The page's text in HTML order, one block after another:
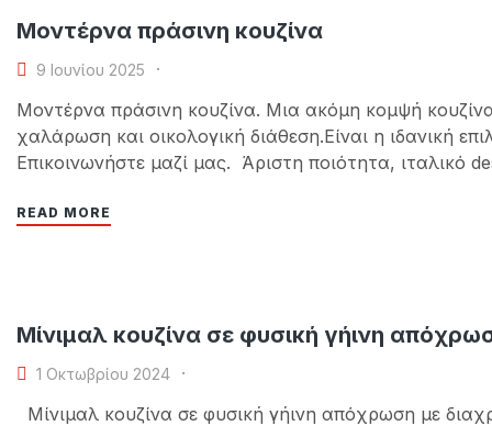
Μοντέρνα πράσινη κουζίνα
9 Ιουνίου 2025
Μοντέρνα πράσινη κουζίνα. Μια ακόμη κομψή
χαλάρωση και οικολογική διάθεση.Είναι η ιδανική
Επικοινωνήστε μαζί μας. Άριστη ποιότητα, ιταλικό
READ MORE
Μίνιμαλ κουζίνα σε φυσική γήινη
1 Οκτωβρίου 2024
Μίνιμαλ κουζίνα σε φυσική γήινη απόχρωση με